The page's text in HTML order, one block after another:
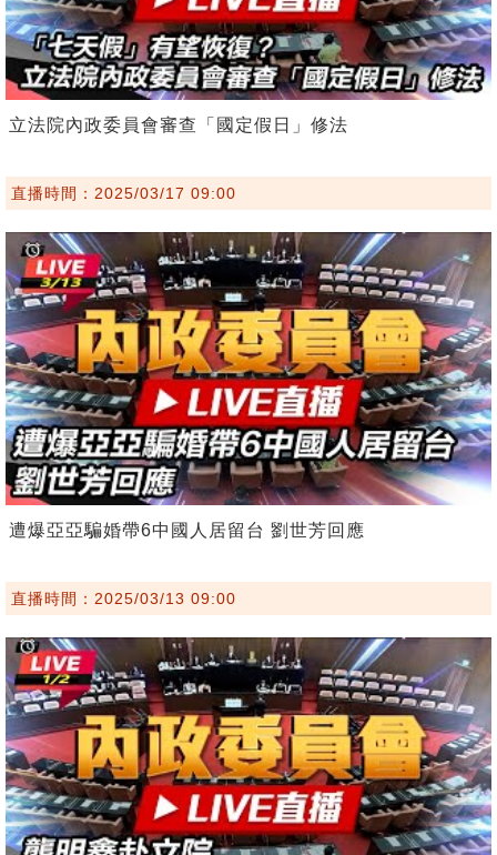
立法院內政委員會審查「國定假日」修法
直播時間：2025/03/17 09:00
遭爆亞亞騙婚帶6中國人居留台 劉世芳回應
直播時間：2025/03/13 09:00